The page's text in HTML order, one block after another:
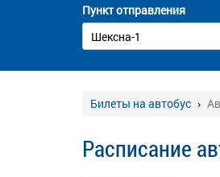
Пункт отправления
Билеты на автобус
Расписание